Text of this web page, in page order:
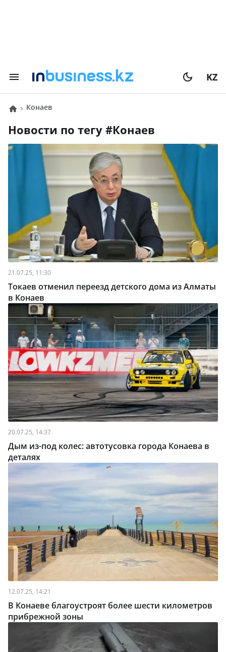
KZ
Конаев
Новости по тегу # Конаев
21.07.25, 11:30
Токаев отменил переезд детского дома из Алматы
в Конаев
20.07.25, 14:37
Дым из-под колес: автотусовка города Конаева в
деталях
12.07.25, 14:21
В Конаеве благоустроят более шести километров
прибрежной зоны